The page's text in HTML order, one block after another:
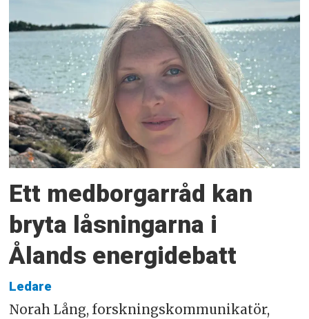
Ett medborgarråd kan
bryta låsningarna i
Ålands energidebatt
Ledare
Norah Lång, forskningskommunikatör,